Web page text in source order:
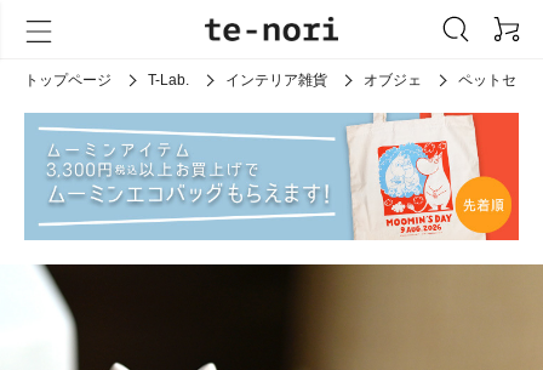
トップページ T-Lab. インテリア雑貨 オブジェ ペットセッ